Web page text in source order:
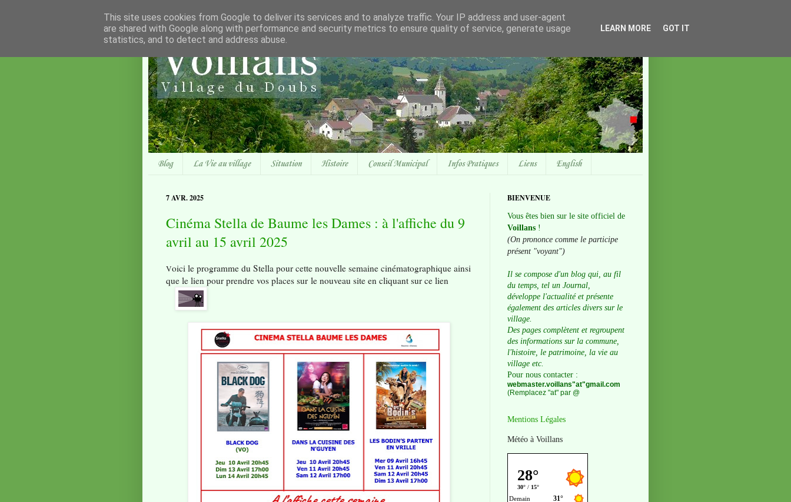
Blog La Vie au village Situation Histoire Conseil Municipal Infos Pratiques Liens English
7 AVR. 2025
Cinéma Stella de Baume les Dames : à l'affiche du 9
avril au 15 avril 2025
Voici le programme du Stella pour cette nouvelle semaine cinématographique ainsi
que le lien pour prendre vos places sur le nouveau site en cliquant sur ce lien
BIENVENUE
Vous êtes bien sur le site officiel de
Voillans !
(On prononce comme le participe
présent "voyant")
Il se compose d'un blog qui, au fil
du temps, tel un Journal,
développe l'actualité et présente
également des articles divers sur le
village.
Des pages complètent et regroupent
des informations sur la commune,
l'histoire, le patrimoine, la vie au
village etc.
Pour nous contacter :
webmaster.voillans"at"gmail.com
(Remplacez "at" par @
Mentions Légales
Météo à Voillans
This site uses cookies from Google to deliver its services and to analyze traffic. Your IP address and user-agent
are shared with Google along with performance and security metrics to ensure quality of service, generate usage
statistics, and to detect and address abuse.
LEARN MORE GOT IT